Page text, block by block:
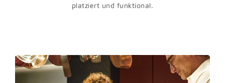
platziert und funktional.